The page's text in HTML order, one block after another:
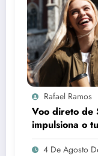
Rafael Ramos
Voo direto de
impulsiona o
4 De Agosto